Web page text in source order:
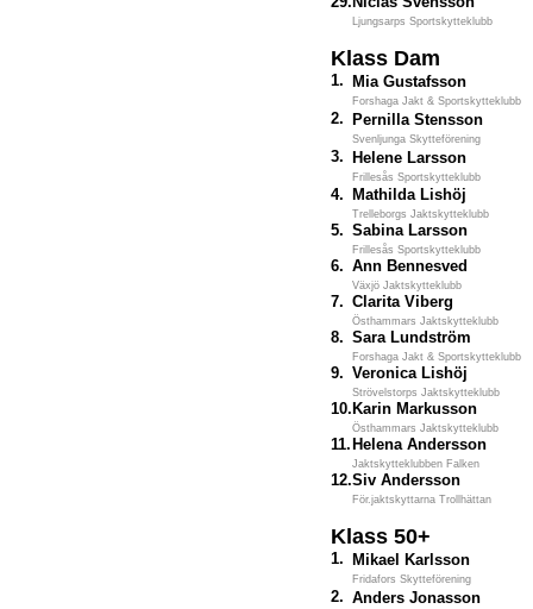
Ljungsarps Sportskytteklubb
Klass Dam
1. Mia Gustafsson
Forshaga Jakt & Sportskytteklubb
2. Pernilla Stensson
Svenljunga Skytteförening
3. Helene Larsson
Frillesås Sportskytteklubb
4. Mathilda Lishöj
Trelleborgs Jaktskytteklubb
5. Sabina Larsson
Frillesås Sportskytteklubb
6. Ann Bennesved
Växjö Jaktskytteklubb
7. Clarita Viberg
Östhammars Jaktskytteklubb
8. Sara Lundström
Forshaga Jakt & Sportskytteklubb
9. Veronica Lishöj
Strövelstorps Jaktskytteklubb
10. Karin Markusson
Östhammars Jaktskytteklubb
11. Helena Andersson
Jaktskytteklubben Falken
12.Siv Andersson
För.jaktskyttarna Trollhättan
Klass 50+
1. Mikael Karlsson
Fridafors Skytteförening
2. Anders Jonasson